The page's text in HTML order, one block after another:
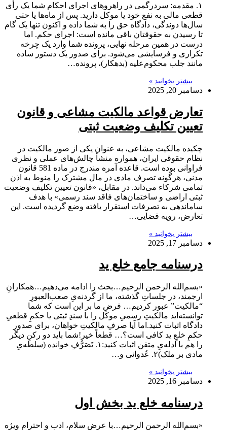
۱. مقدمه: سردرگمی در راهروهای اجرای احکام شما یک رأی
قطعی مالی به نفع خود یا موکل دارید. پس از ماه‌ها یا حتی
سال‌ها دوندگی، دادگاه حق را به شما داده و اکنون تنها یک گام
تا رسیدن به حقوقتان باقی مانده است: اجرای حکم. اما
درست در همین مرحله نهایی، پرونده شما وارد یک چرخه
تکراری و فرسایشی می‌شود. برای صدور یک دستور ساده
مانند جلب محکوم‌علیه (بدهکار)، پرونده…
بیشتر بخوانید »
دسامبر 20, 2025
تعارض قواعد مالکیت مشاعی و قانون
تعیین تکلیف وضعیت ثبتی
چکیده مالکیت مشاعی، به عنوان یکی از صور مالکیت در
نظام حقوقی ایران، همواره منشأ چالش‌های عملی و نظری
فراوانی بوده است. قاعده آمره مندرج در ماده 581 قانون
مدنی، هرگونه تصرف مادی در مال مشترک را منوط به اذن
تمامی شرکاء می‌داند. در مقابل، «قانون تعیین تکلیف وضعیت
ثبتی اراضی و ساختمان‌های فاقد سند رسمی» با هدف
ساماندهی به تصرفات استقرار یافته وضع گردیده است. این
تعارض، رویه قضایی…
بیشتر بخوانید »
دسامبر 17, 2025
درسنامه جامع خلع ید
«بسم‌الله الرحمن الرحیم…بحث را ادامه می‌دهیم…همکارانِ
ارجمند، در جلساتِ گذشته، ما از گردنه‌یِ صعب‌العبورِ
“مالکیت” عبور کردیم… فرضِ ما بر این است که شما
توانسته‌اید مالکیتِ رسمیِ موکل را با سندِ ثبتی یا حکمِ قطعیِ
دادگاه اثبات کنید.اما آیا صرفِ مالکیتِ خواهان، برای صدورِ
حکمِ خلعِ ید کافی است؟… قطعاً خیر!شما باید دو رکنِ دیگر
را هم با ادله‌یِ متقن اثبات کنید:۱. تَصَرُّفِ خوانده (سلطه‌یِ
مادی بر ملک)۲. عُدوانی و…
بیشتر بخوانید »
دسامبر 16, 2025
درسنامه خلع ید بخش اول
«بسم‌الله الرحمن الرحیم…با عرض سلام، ادب و احترامِ ویژه